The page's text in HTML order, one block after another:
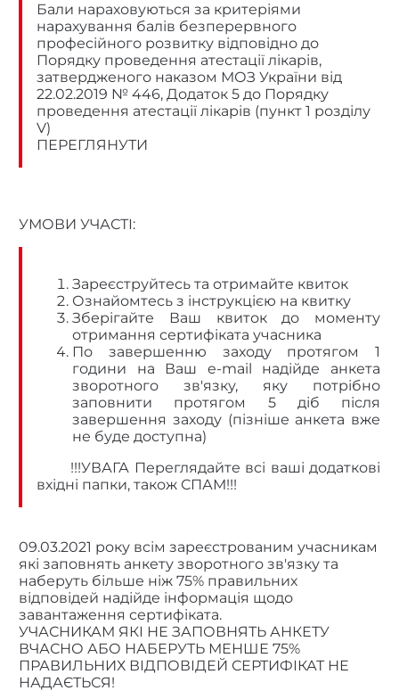
Бали нараховуються за критеріями
нарахування балів безперервного
професійного розвитку відповідно до
Порядку проведення атестації лікарів,
затвердженого наказом МОЗ України від
22.02.2019 № 446, Додаток 5 до Порядку
проведення атестації лікарів (пункт 1 розділу
V)
ПЕРЕГЛЯНУТИ
УМОВИ УЧАСТІ:
Зареєструйтесь та отримайте квиток
Ознайомтесь з інструкцією на квитку
Зберігайте Ваш квиток до моменту
отримання сертифіката учасника
По завершенню заходу протягом 1
години на Ваш e-mail надійде анкета
зворотного зв'язку, яку потрібно
заповнити протягом 5 діб після
завершення заходу (пізніше анкета вже
не буде доступна)
!!!УВАГА Переглядайте всі ваші додаткові
вхідні папки, також СПАМ!!!
09.03.2021 року всім зареєстрованим учасникам
які заповнять анкету зворотного зв'язку та
наберуть більше ніж 75% правильних
відповідей надійде інформація щодо
завантаження сертифіката.
УЧАСНИКАМ ЯКІ НЕ ЗАПОВНЯТЬ АНКЕТУ
ВЧАСНО АБО НАБЕРУТЬ МЕНШЕ 75%
ПРАВИЛЬНИХ ВІДПОВІДЕЙ СЕРТИФІКАТ НЕ
НАДАЄТЬСЯ!